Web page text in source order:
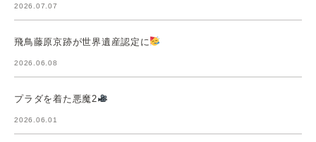
2026.07.07
飛鳥藤原京跡が世界遺産認定に
2026.06.08
プラダを着た悪魔2
2026.06.01